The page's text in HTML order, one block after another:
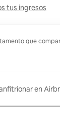
tus ingresos
que
en